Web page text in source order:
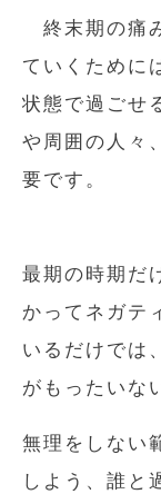
終末期の痛
ていくために
状態で過ごせ
や周囲の人々
要です。
最期の時期だ
かってネガテ
いるだけでは
がもったいな
無理をしない
しよう、誰と